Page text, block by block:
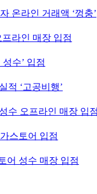
온라인 거래액 ‘껑충’
라인 매장 입점
수’ 입점
적 ‘고공비행’
수 오프라인 매장 입점
스토어 입점
어 성수 매장 입점